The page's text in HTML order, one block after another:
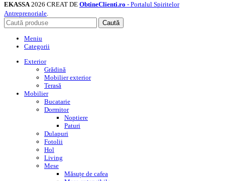
EKASSA 2026 CREAT DE ObtineClienti.ro - Portalul Spiritelor
Antreprenoriale.
Caută
Meniu
Categorii
Exterior
Grădină
Mobilier exterior
Terasă
Mobilier
Bucatarie
Dormitor
Noptiere
Paturi
Dulapuri
Fotolii
Hol
Living
Mese
Măsuțe de cafea